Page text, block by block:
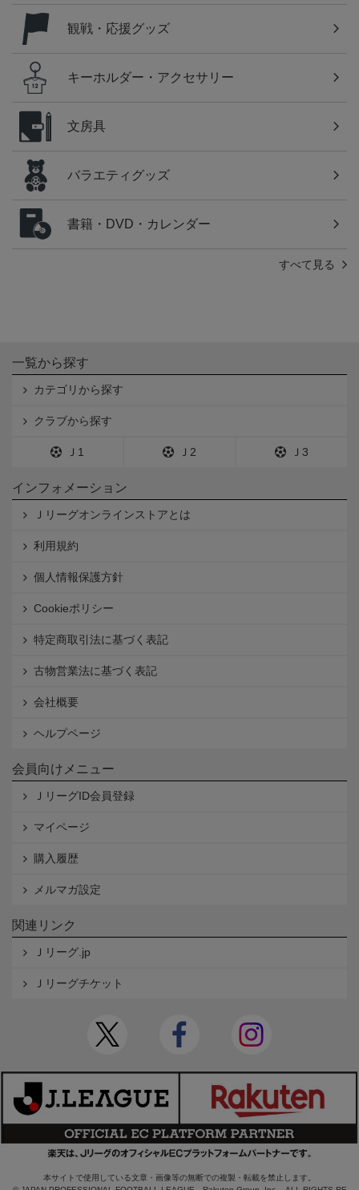
観戦・応援グッズ
キーホルダー・アクセサリー
文房具
バラエティグッズ
書籍・DVD・カレンダー
すべて見る
一覧から探す
カテゴリから探す
クラブから探す
Ｊ1 Ｊ2 Ｊ3
インフォメーション
Ｊリーグオンラインストアとは
利用規約
個人情報保護方針
Cookieポリシー
特定商取引法に基づく表記
古物営業法に基づく表記
会社概要
ヘルプページ
会員向けメニュー
ＪリーグID会員登録
マイページ
購入履歴
メルマガ設定
関連リンク
Ｊリーグ.jp
Ｊリーグチケット
本サイトで使用している文章・画像等の無断での複製・転載を禁止します。